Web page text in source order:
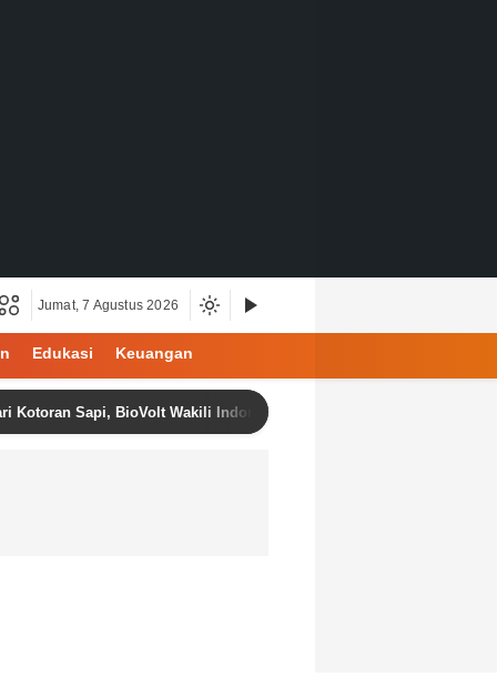
Jumat, 7 Agustus 2026
Edukasi Keuangan
Sapi, BioVolt Wakili Indonesia di Semifinal Asia Pasifik